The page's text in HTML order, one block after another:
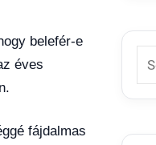
belefér-e
éves
fájdalmas
for: